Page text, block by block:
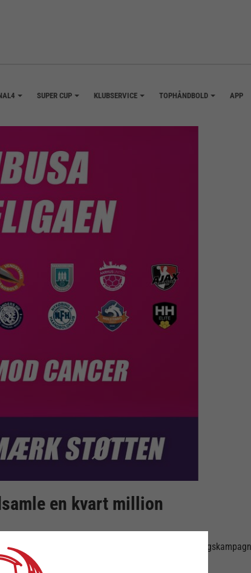
SUPER CUP KLUBSERVICE TOPHÅNDBOLD APP
en kvart million
startskuddet til en opmærksomheds-og
til Støt Brysterne.